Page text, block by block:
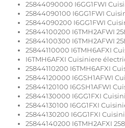
25844090000 I6GG1FWI
25844090100 I6GG1FWI
25844090200 I6GG1FWI
25844100200 I6TMH2AFWI
25844100300 I6TMH2AFWI
25844110000 I6TMH6AFXI
I6TMH6AFXI Cuisiniere
25844110200 I6TMH6AFXI
25844120000 I6GSH1AFWI
25844120100 I6GSH1AFWI
25844130000 I6GG1FXI
25844130100 I6GG1FXI
25844130200 I6GG1FXI
25844140200 I6TMH2AFXI